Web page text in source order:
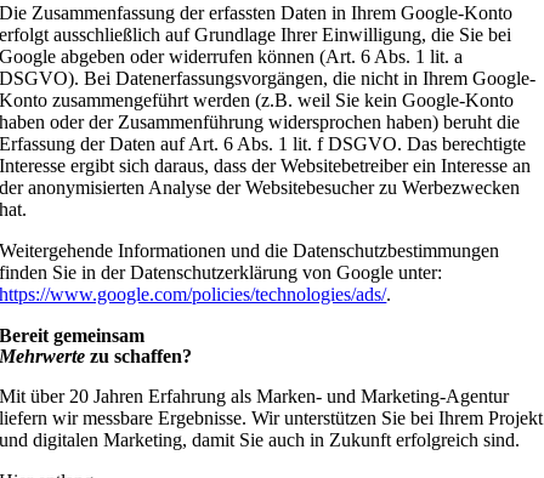
Die Zusammenfassung der erfassten Daten in Ihrem Google-Konto
erfolgt ausschließlich auf Grundlage Ihrer Einwilligung, die Sie bei
Google abgeben oder widerrufen können (Art. 6 Abs. 1 lit. a
DSGVO). Bei Datenerfassungsvorgängen, die nicht in Ihrem Google-
Konto zusammengeführt werden (z.B. weil Sie kein Google-Konto
haben oder der Zusammenführung widersprochen haben) beruht die
Erfassung der Daten auf Art. 6 Abs. 1 lit. f DSGVO. Das berechtigte
Interesse ergibt sich daraus, dass der Websitebetreiber ein Interesse an
der anonymisierten Analyse der Websitebesucher zu Werbezwecken
hat.
Weitergehende Informationen und die Datenschutzbestimmungen
finden Sie in der Datenschutzerklärung von Google unter:
https://www.google.com/policies/technologies/ads/.
Bereit gemeinsam
Mehrwertezu schaffen?
Mit über 20 Jahren Erfahrung als Marken- und Marketing-Agentur
liefern wir messbare Ergebnisse. Wir unterstützen Sie bei Ihrem Projekt
und digitalen Marketing, damit Sie auch in Zukunft erfolgreich sind.